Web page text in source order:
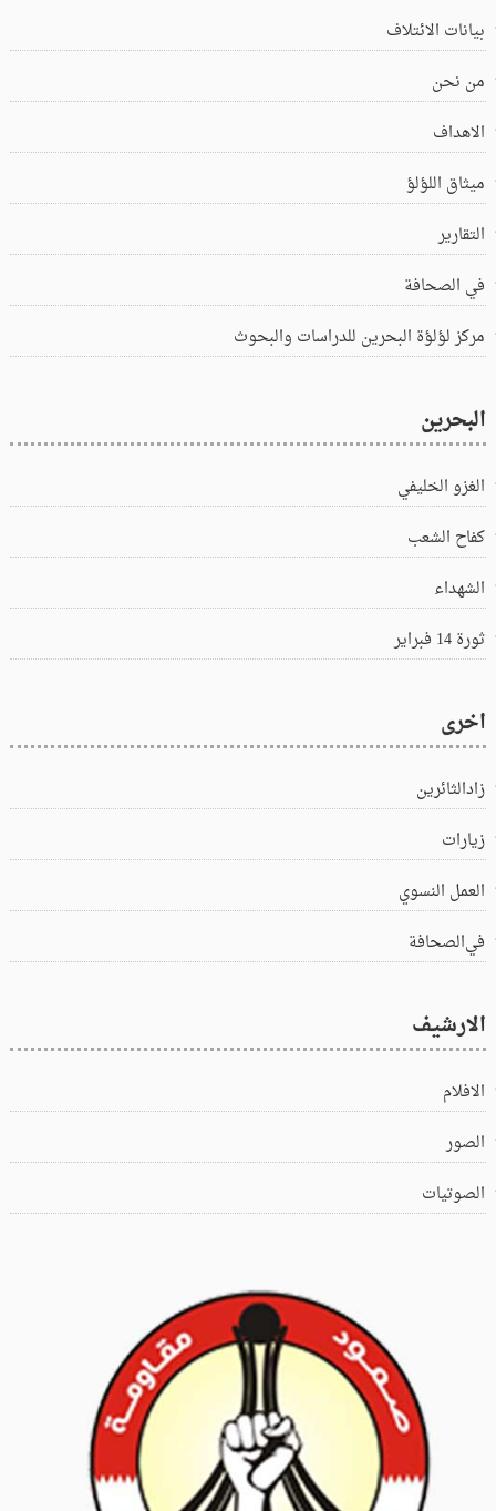
بيانات الائتلاف
من نحن
الاهداف
ميثاق اللؤلؤ
التقارير
في الصحافة
مركز لؤلؤة البحرين للدراسات والبحوث
البحرين
الغزو الخليفي
كفاح الشعب
الشهداء
ثورة 14 فبراير
اخرى
زادالثائرين
زيارات
العمل النسوي
في‌الصحافة
الارشيف
الافلام
الصور
الصوتيات